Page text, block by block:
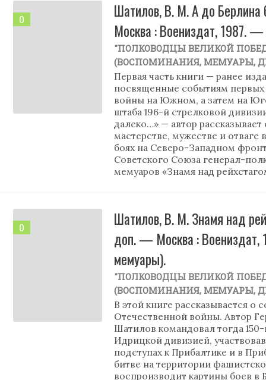
0
Шатилов, В. М. А до
Москва : Воениздат, 1987.
"ПОЛКОВОДЦЫ ВЕЛИКОЙ
(ВОСПОМИНАНИЯ, МЕМУАРЫ,
Первая часть книги — ранее
посвященные событиям
войны на Южном, а затем на
штаба 196-й стрелковой
далеко…» — автор
мастерстве, мужестве и
боях на Северо-Западном
Советского Союза генерал-
мемуаров «Знамя над
0
Шатилов, В. М. Знамя над
доп. — Москва :
мемуары).
"ПОЛКОВОДЦЫ ВЕЛИКОЙ
(ВОСПОМИНАНИЯ, МЕМУАРЫ,
В этой книге рассказывается о
Отечественной войны. Автор
Шатилов командовал тогда
Идрицкой дивизией,
подступах к Прибалтике и в
битве на территории
воспроизводит картины боев